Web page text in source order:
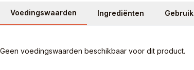
Voedingswaarden Ingrediënten Gebruik
Geen voedingswaarden beschikbaar voor dit product.